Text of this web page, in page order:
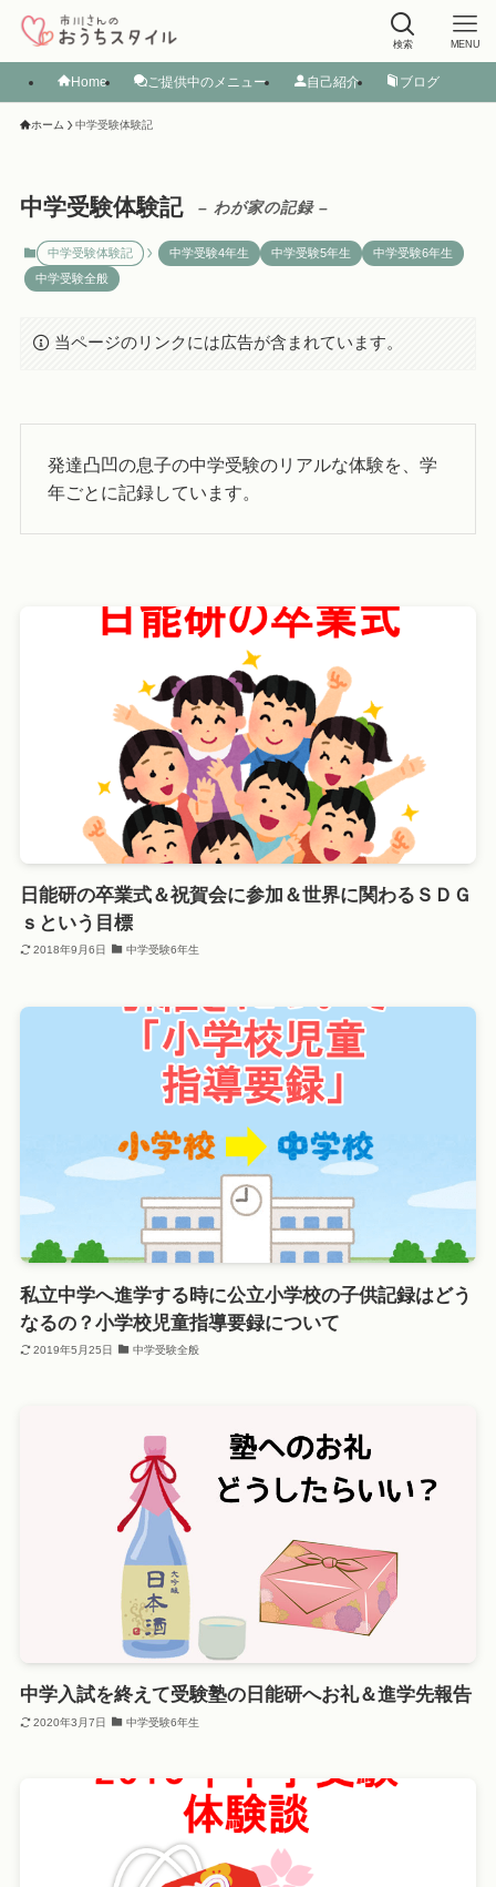
検索 MENU
Home ご提供中のメニュー 自己紹介 ブログ
ホーム 中学受験体験記
中学受験体験記 – わが家の記録 –
中学受験体験記 中学受験4年生 中学受験5年生
中学受験6年生
中学受験全般
当ページのリンクには広告が含まれています。
発達凸凹の息子の中学受験のリアルな体験を、学
年ごとに記録しています。
日能研の卒業式＆祝賀会に参加＆世界に関わるＳＤＧ
ｓという目標
2018年9月6日 中学受験6年生
私立中学へ進学する時に公立小学校の子供記録はどう
なるの？小学校児童指導要録について
2019年5月25日 中学受験全般
中学入試を終えて受験塾の日能研へお礼＆進学先報告
2020年3月7日 中学受験6年生